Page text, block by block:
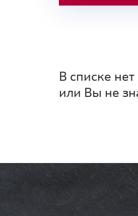
В списке
или Вы не